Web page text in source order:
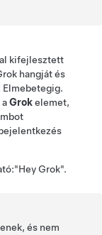
kifejlesztett
hangját és
Elmebetegig.
Grokelemet,
"Hey Grok".
és nem